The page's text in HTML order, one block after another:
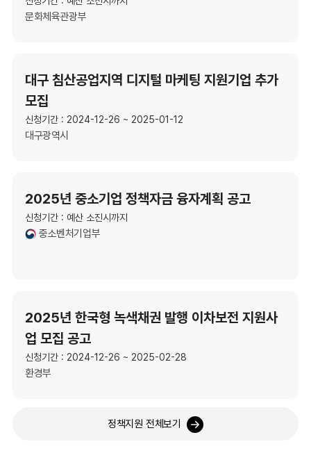
문화체육관광부
대구 침산공업지역 디지털 마케팅 지원기업 추가
모집
신청기간 : 2024-12-26 ~ 2025-01-12
대구광역시
2025년 중소기업 정책자금 융자계획 공고
신청기간 : 예산 소진시까지
중소벤처기업부
2025년 한국형 녹색채권 발행 이차보전 지원사
업 모집 공고
신청기간 : 2024-12-26 ~ 2025-02-28
환경부
정책지원 전체보기